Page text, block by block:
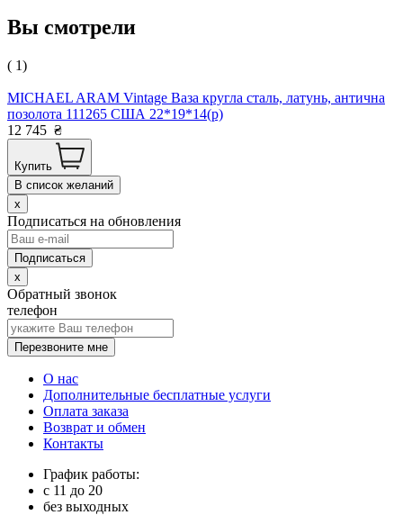
Вы смотрели
( 1)
MICHAEL ARAM Vintage Ваза кругла сталь, латунь, антична
позолота 111265 США 22*19*14(р)
12 745 ₴
Купить
В список желаний
x
Подписаться на обновления
x
Обратный звонок
телефон
Перезвоните мне
О нас
Дополнительные бесплатные услуги
Оплата заказа
Возврат и обмен
Контакты
График работы:
с 11 до 20
без выходных